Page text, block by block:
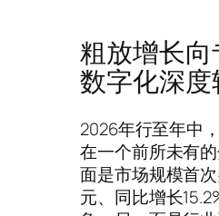
粗放增长向
数字化深度
2026年行至年中
在一个前所未有
面是市场规模首
元、同比增长